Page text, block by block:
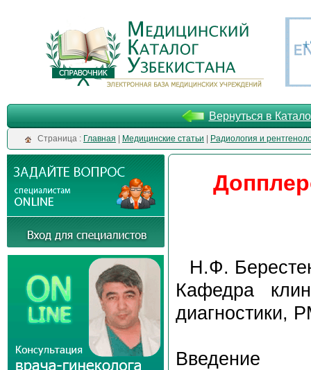
Вернуться в
Cтраница : Главная Медицинские статьи Радиология и
Н.Ф.
Кафедра
диагностики,
Введение